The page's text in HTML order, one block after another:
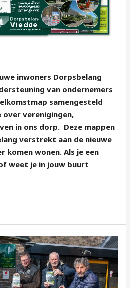
inwoners Dorpsbelang
van ondernemers
samengesteld
verenigingen,
in ons dorp. Deze mappen
verstrekt aan de nieuwe
komen wonen. Als je een
weet je in jouw buurt